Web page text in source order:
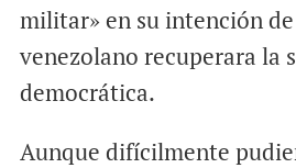
militar» en su intención
venezolano recuperara la
democrática.
Aunque difícilmente